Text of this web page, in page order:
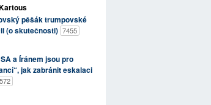
pěšák trumpovské
(o skutečnosti) 7455
a Íránem jsou pro
jak zabránit eskalaci